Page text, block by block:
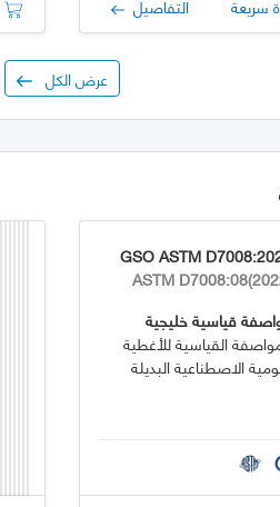
سريعة التفاصيل
عرض الكل
GSO ASTM
ASTM
قياسية خليجية
القياسية للأغطية
الاصطناعية البديلة